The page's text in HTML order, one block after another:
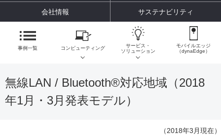
会社情報 サステナビリティ
事例一覧 コンピューティング
サービス・
ソリューション
モバイルエッジ
（dynaEdge）
無線LAN / Bluetooth®対応地域（2018
年1月・3月発表モデル）
（2018年3月現在）